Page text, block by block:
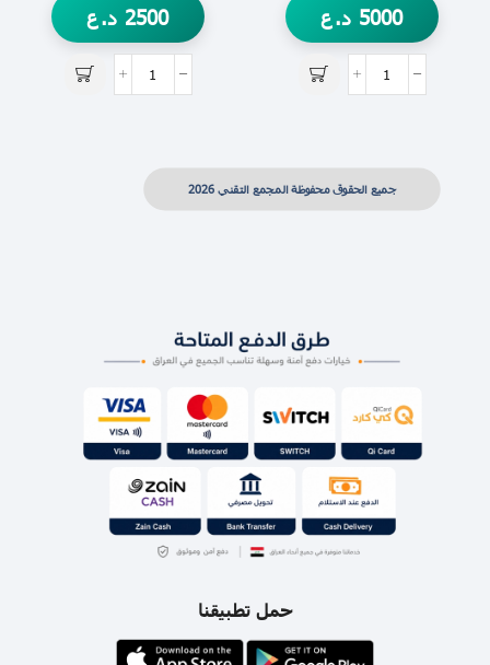
5000 د.ع 2500 د.ع
جميع الحقوق محفوظة المجمع التقني 2026
حمل تطبيقنا